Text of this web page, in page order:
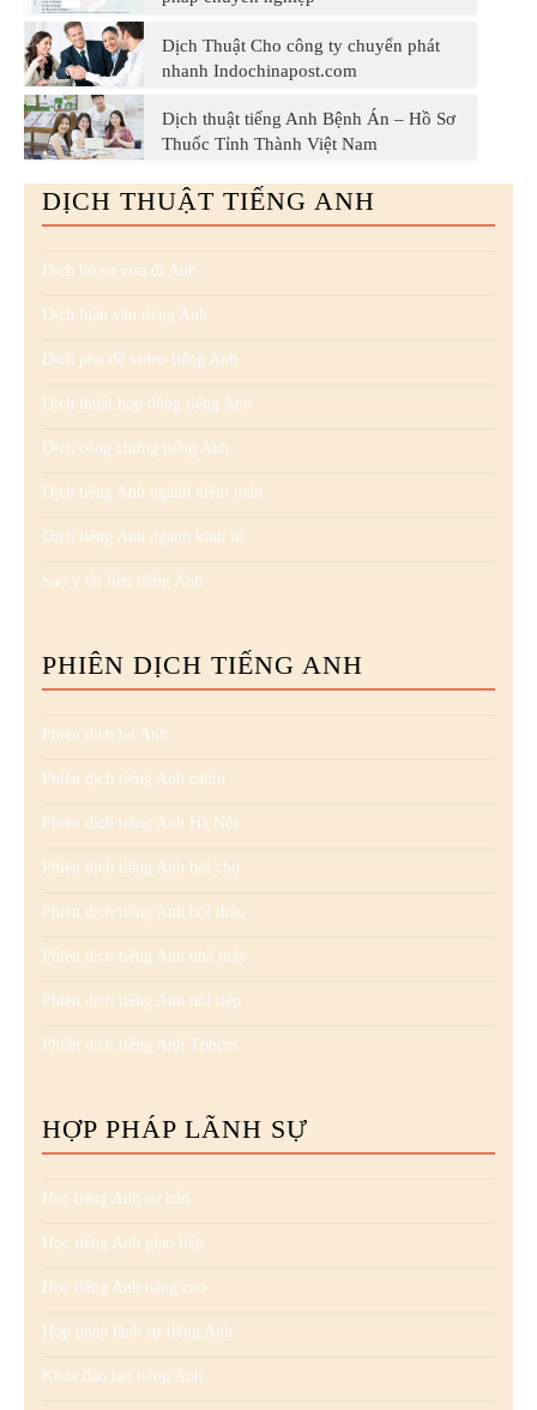
Dịch Thuật Cho công ty chuyển phát
nhanh Indochinapost.com
Dịch thuật tiếng Anh Bệnh Án – Hồ Sơ
Thuốc Tỉnh Thành Việt Nam
DỊCH THUẬT TIẾNG ANH
Dịch hồ sơ visa đi Anh
Dịch luận văn tiếng Anh
Dịch phụ đề video tiếng Anh
Dịch thuật hợp đồng tiếng Anh
Dịch công chứng tiếng Anh
Dịch tiếng Anh ngành kiểm toán
Dịch tiếng Anh ngành kinh tế
Sao y tài liệu tiếng Anh
PHIÊN DỊCH TIẾNG ANH
Phiên dịch tại Anh
Phiên dịch tiếng Anh cabin
Phiên dịch tiếng Anh Hà Nội
Phiên dịch tiếng Anh hội chợ
Phiên dịch tiếng Anh hội thảo
Phiên dịch tiếng Anh nhà máy
Phiên dịch tiếng Anh nối tiếp
Phiên dịch tiếng Anh Tphcm
HỢP PHÁP LÃNH SỰ
Học tiếng Anh cơ bản
Học tiếng Anh giao tiếp
Học tiếng Anh nâng cao
Hợp pháp lãnh sự tiếng Anh
Khóa đào tạo tiếng Anh